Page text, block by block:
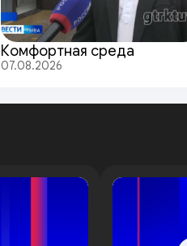
Комфортная среда
07.08.2026